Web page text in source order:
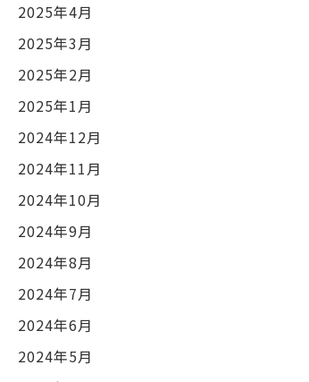
2025年4月
2025年3月
2025年2月
2025年1月
2024年12月
2024年11月
2024年10月
2024年9月
2024年8月
2024年7月
2024年6月
2024年5月